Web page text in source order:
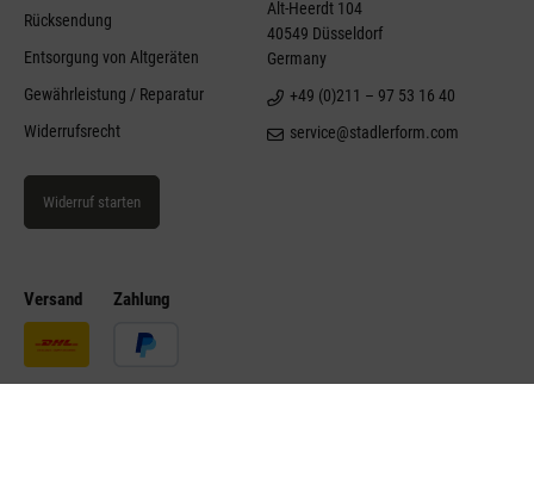
Versand Zahlung
Rücksendung
Entsorgung von Altgeräten
Gewährleistung / Reparatur
Widerrufsrecht
Widerruf starten
Alt-Heerdt 104
40549 Düsseldorf
Germany
+49 (0)211 – 97 53 16 40
service@stadlerform.com